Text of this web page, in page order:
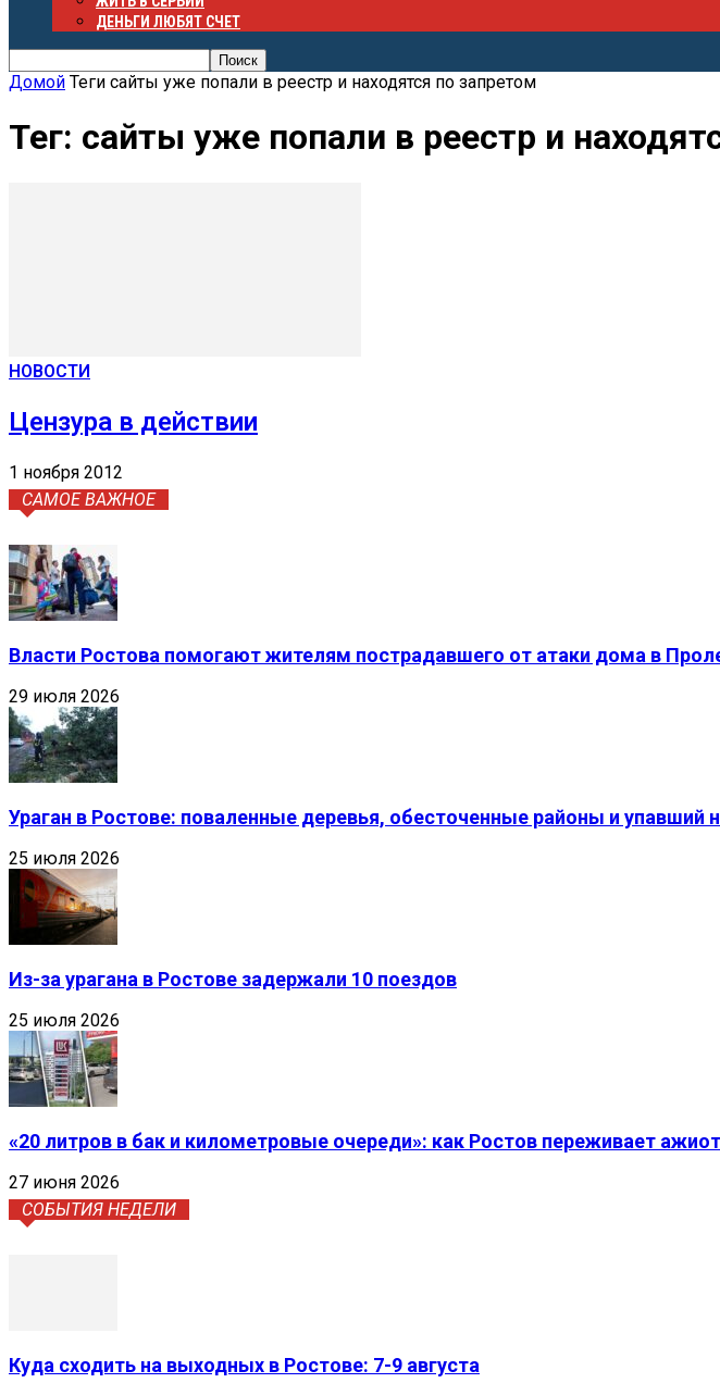
ДЕНЬГИ ЛЮБЯТ СЧЕТ
Домой Теги сайты уже попали в реестр и находятся по запретом
Тег: сайты уже попали в реестр и
НОВОСТИ
Цензура в действии
1 ноября 2012
САМОЕ ВАЖНОЕ
Власти Ростова помогают жителям пострадавшего от атаки дома в
29 июля 2026
Ураган в Ростове: поваленные деревья, обесточенные районы и
25 июля 2026
Из-за урагана в Ростове задержали 10 поездов
25 июля 2026
«20 литров в бак и километровые очереди»: как Ростов переживает
27 июня 2026
СОБЫТИЯ НЕДЕЛИ
Куда сходить на выходных в Ростове: 7-9 августа